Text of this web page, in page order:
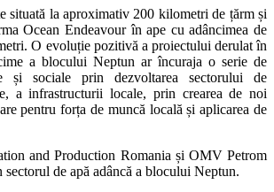
situată la aproximativ 200 kilometri de țărm și
Ocean Endeavour în ape cu adâncimea de
O evoluție pozitivă a proiectului derulat în
a blocului Neptun ar încuraja o serie de
și sociale prin dezvoltarea sectorului de
a infrastructurii locale, prin crearea de noi
pentru forța de muncă locală și aplicarea de
and Production Romania și OMV Petrom
de apă adâncă a blocului Neptun.